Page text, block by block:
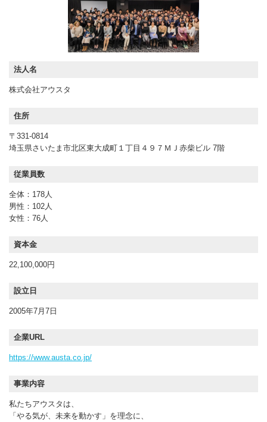
法人名
株式会社アウスタ
住所
〒331-0814
埼玉県さいたま市北区東大成町１丁目４９７ＭＪ赤柴ビル 7階
従業員数
全体：178人
男性：102人
女性：76人
資本金
22,100,000円
設立日
2005年7月7日
企業URL
https://www.austa.co.jp/
事業内容
私たちアウスタは、
「やる気が、未来を動かす」を理念に、